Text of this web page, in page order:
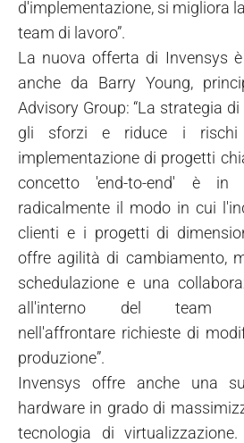
d'implementazione, si migliora
team di lavoro”.
La nuova offerta di Invensys
anche da Barry Young,
Advisory Group: “La strategia
gli sforzi e riduce i rischi
implementazione di progetti
concetto 'end-to-end' è
radicalmente il modo in cui
clienti e i progetti di
offre agilità di cambiamento,
schedulazione e una
all'interno del team
nell'affrontare richieste di
produzione”.
Invensys offre anche una
hardware in grado di
tecnologia di